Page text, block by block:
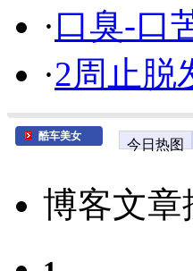
·口臭-口
·2周止脱
酷车美女
今日热图
博客文章